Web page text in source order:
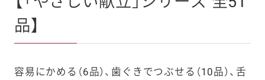
品】
容易にかめる（6品）、歯ぐきでつぶせる（10品）、舌